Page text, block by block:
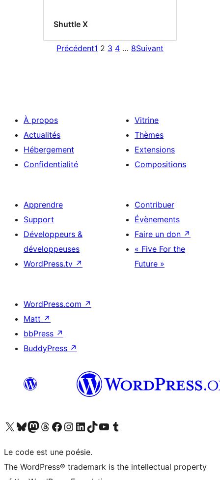
Shuttle X
Précédent1 2 3 4 … 8Suivant
À propos
Actualités
Hébergement
Confidentialité
Vitrine
Thèmes
Extensions
Compositions
Apprendre
Support
Développeurs &
développeuses
WordPress.tv ↗
Contribuer
Évènements
Faire un don ↗
« Five For the
Future »
WordPress.com ↗
Matt ↗
bbPress ↗
BuddyPress ↗
Visitez notre compte X (précédemment Twitter)
Visiter notre compte Bluesky
Visiter notre compte Mastodon
Visiter notre compte Threads
Consulter notre compte Facebook
Consulter notre compte Instagram
Consulter notre compte LinkedIn
Visiter notre compte TokTok
Visiter notre chaîne YouTube
Visiter notre compte Tumblr
Le code est une poésie.
The WordPress® trademark is the intellectual property